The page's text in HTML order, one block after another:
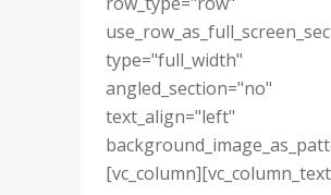
type="full_width"
angled_section="no"
text_align="left"